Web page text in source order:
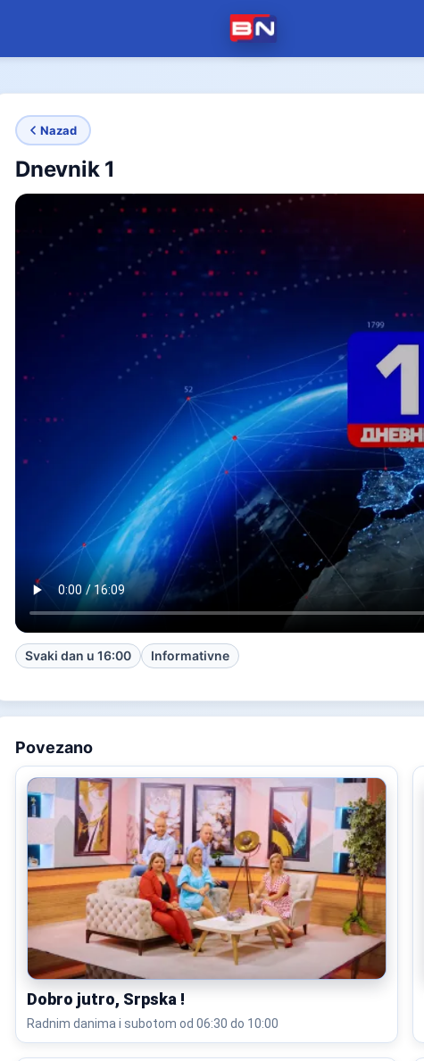
Nazad
Dnevnik 1
Svaki dan u 16:00 Informativne
Povezano
Dobro jutro, Srpska !
Radnim danima i subotom od 06:30 do 10:00